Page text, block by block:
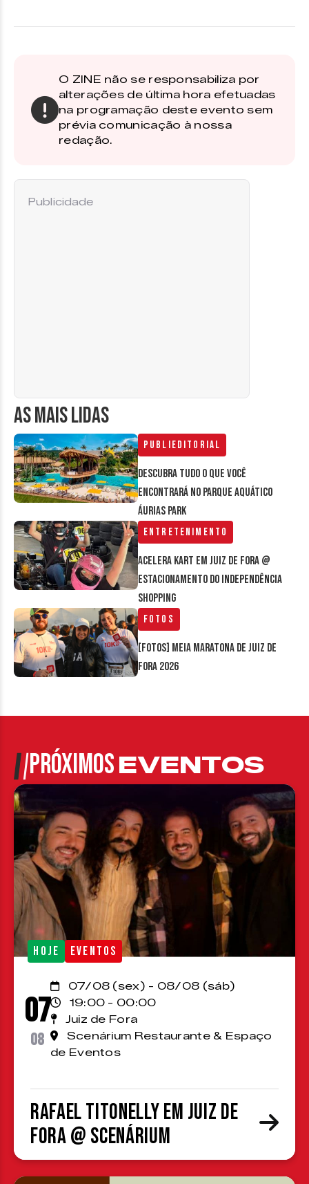
O ZINE não se responsabiliza por
alterações de última hora efetuadas
na programação deste evento sem
prévia comunicação à nossa
redação.
AS MAIS LIDAS
Publieditorial
Descubra tudo o que você
encontrará no parque aquático
Áurias Park
Entretenimento
Acelera Kart em Juiz de Fora @
estacionamento do Independência
Shopping
Fotos
[FOTOS] Meia Maratona de Juiz de
Fora 2026
Publicidade
PRÓXIMOSEVENTOS
HOJE EVENTOS
07
08
07/08 (sex) - 08/08 (sáb)
19:00 - 00:00
Juiz de Fora
Scenárium Restaurante & Espaço
de Eventos
Rafael Titonelly em Juiz de
Fora @ Scenárium